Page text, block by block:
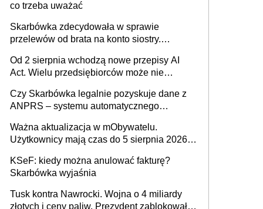
co trzeba uważać
Skarbówka zdecydowała w sprawie
przelewów od brata na konto siostry.
darowizna, ale podatku jednak nie będzie
Od 2 sierpnia wchodzą nowe przepisy AI
Act. Wielu przedsiębiorców może nie
Czy Skarbówka legalnie pozyskuje dane z
ANPRS – systemu automatycznego
pojazdów z kamer drogowych?
Ważna aktualizacja w mObywatelu.
Użytkownicy mają czas do 5 sierpnia 2026
KSeF: kiedy można anulować fakturę?
Skarbówka wyjaśnia
Tusk kontra Nawrocki. Wojna o 4 miliardy
złotych i ceny paliw. Prezydent zablokował